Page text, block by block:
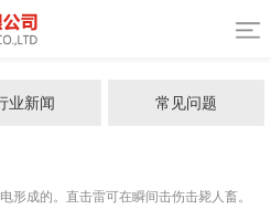
业新闻 常见问题
形成的。直击雷可在瞬间击伤击毙人畜。